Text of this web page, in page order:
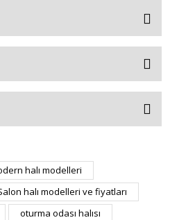
halı modelleri
halı modelleri ve fiyatları
oturma odası halısı